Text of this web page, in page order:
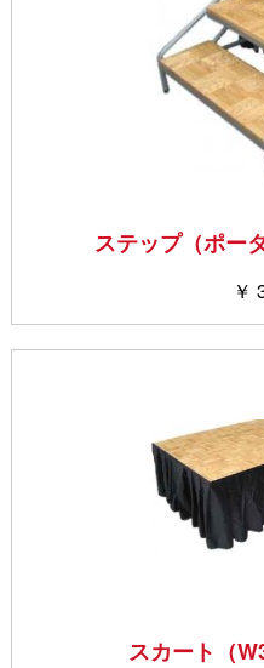
ステップ（ポー
￥
スカート（